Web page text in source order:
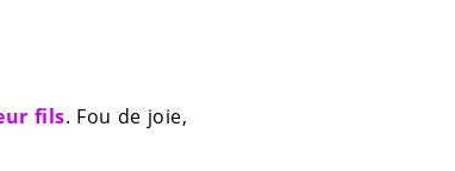
fils. Fou de joie,